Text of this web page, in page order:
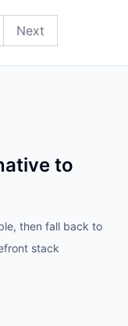
Next
to
then fall back to
stack